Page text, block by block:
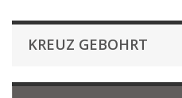
KREUZ GEBOHRT